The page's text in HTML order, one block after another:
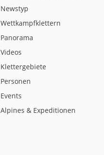
Newstyp
Wettkampfklettern
Panorama
Videos
Klettergebiete
Personen
Events
Alpines & Expeditionen